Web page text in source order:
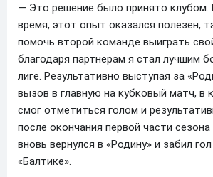
— Это решение было принято клубом.
время, этот опыт оказался полезен,
помочь второй команде выиграть
благодаря партнерам я стал лучшим
лиге. Результативно выступая за
вызов в главную на кубковый матч, в
смог отметиться голом и
после окончания первой части
вновь вернулся в «Родину» и забил
«Балтике».